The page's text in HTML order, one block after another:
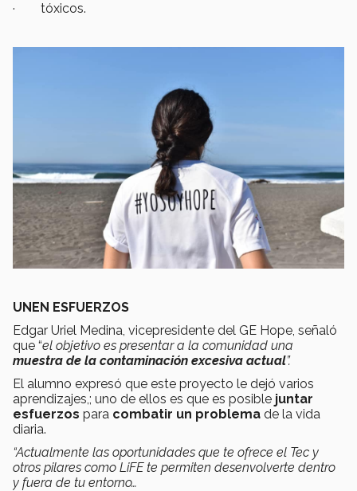
· tóxicos.
UNEN ESFUERZOS
Edgar Uriel Medina, vicepresidente del GE Hope, señaló
que “el objetivo es presentar a la comunidad una
muestra de la contaminación excesiva actual”.
El alumno expresó que este proyecto le dejó varios
aprendizajes,; uno de ellos es que es posible juntar
esfuerzos para combatir un problema de la vida
diaria.
“Actualmente las oportunidades que te ofrece el Tec y
otros pilares como LiFE te permiten desenvolverte dentro
y fuera de tu entorno…